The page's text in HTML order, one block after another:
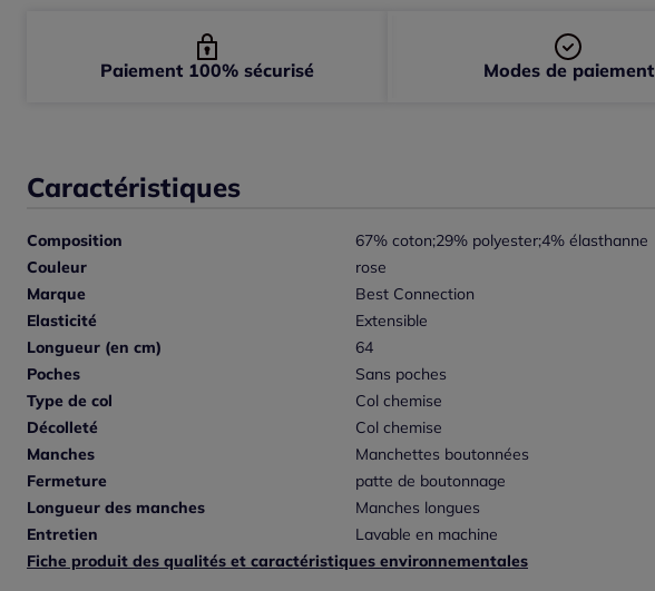
Caractéristiques
Composition
67% coton;29% polyester;4% élasthanne
Couleur
rose
Marque
Best Connection
Elasticité
Extensible
Longueur (en cm)
64
Poches
Sans poches
Type de col
Col chemise
Décolleté
Col chemise
Manches
Manchettes boutonnées
Fermeture
patte de boutonnage
Longueur des manches
Manches longues
Entretien
Lavable en machine
Fiche produit des qualités et caractéristiques environnementales
Paiement 100% sécurisé Modes de paiement